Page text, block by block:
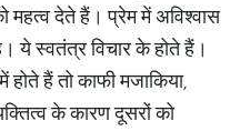
महत्व देते हैं। प्रेम में अविश्वास
ये स्वतंत्र विचार के होते हैं।
हैं तो काफी मजाकिया,
के कारण दूसरों को